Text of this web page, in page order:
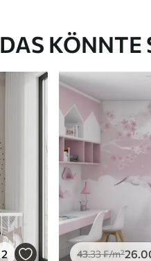
DAS KÖNNTE
2 43.33₣/m²26